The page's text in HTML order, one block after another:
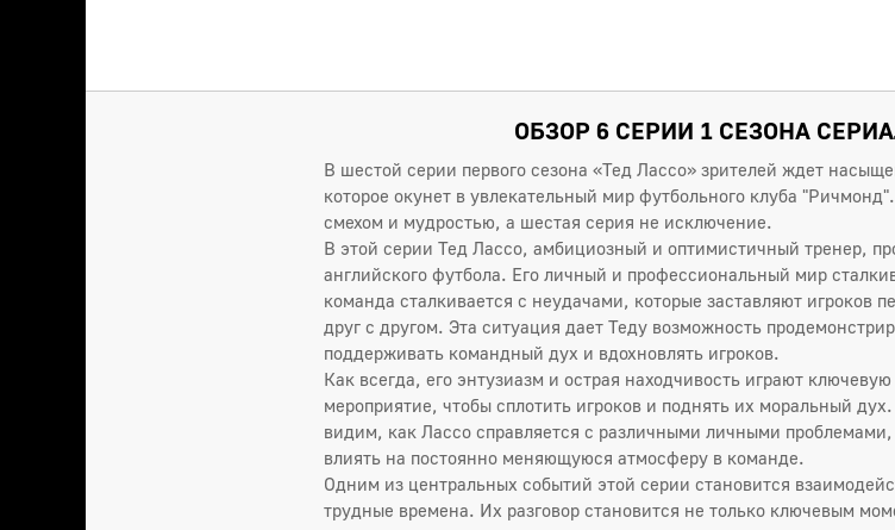
ОБЗОР 6 СЕРИИ 1 СЕЗОНА
В шестой серии первого сезона «Тед Лассо» зрителей ждет
которое окунет в увлекательный мир футбольного клуба
смехом и мудростью, а шестая серия не исключение.
В этой серии Тед Лассо, амбициозный и оптимистичный тренер,
английского футбола. Его личный и профессиональный мир
команда сталкивается с неудачами, которые заставляют игроков
друг с другом. Эта ситуация дает Теду возможность
поддерживать командный дух и вдохновлять игроков.
Как всегда, его энтузиазм и острая находчивость играют
мероприятие, чтобы сплотить игроков и поднять их моральный
видим, как Лассо справляется с различными личными
влиять на постоянно меняющуюся атмосферу в команде.
Одним из центральных событий этой серии становится
трудные времена. Их разговор становится не только ключевым